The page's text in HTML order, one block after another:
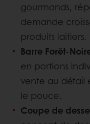
gourmands,
demande
produits laitiers.
Barre Forêt-
en portions
vente au détail
le pouce.
Coupe de